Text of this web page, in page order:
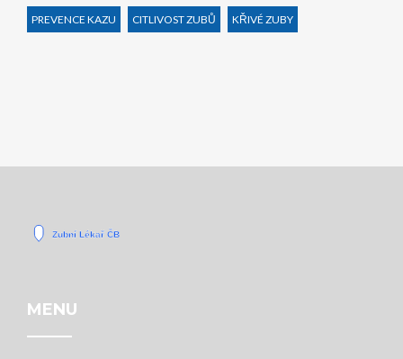
PREVENCE KAZU CITLIVOST ZUBŮ KŘIVÉ ZUBY
MENU